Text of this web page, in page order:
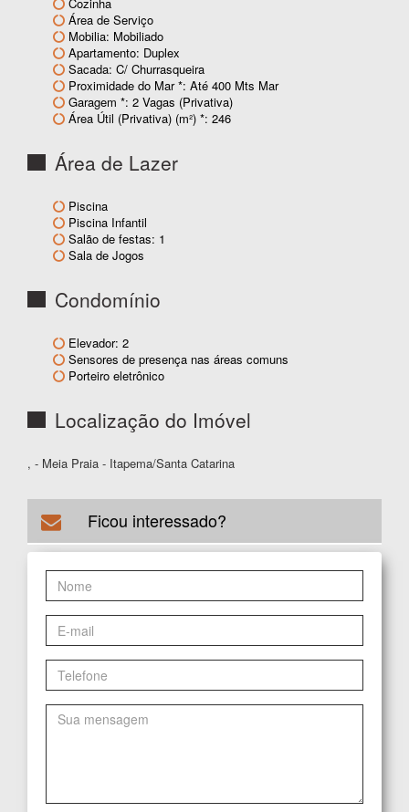
Área de Serviço
Mobilia: Mobiliado
Apartamento: Duplex
Sacada: C/ Churrasqueira
Proximidade do Mar *: Até 400 Mts Mar
Garagem *: 2 Vagas (Privativa)
Área Útil (Privativa) (m²) *: 246
Área de Lazer
Piscina
Piscina Infantil
Salão de festas: 1
Sala de Jogos
Condomínio
Elevador: 2
Sensores de presença nas áreas comuns
Porteiro eletrônico
Localização do Imóvel
, - Meia Praia - Itapema/Santa Catarina
Ficou interessado?